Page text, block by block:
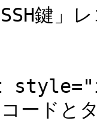
鍵」
ードと